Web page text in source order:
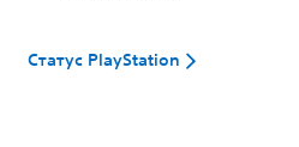
Статус PlayStation